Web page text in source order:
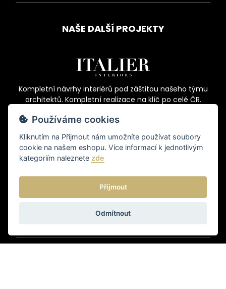
NAŠE DALŠÍ PROJEKTY
Kompletní návrhy interiérů pod záštitou našeho týmu
architektů. Kompletní realizace na klíč po celé ČR.
Vybavujeme a zajišťujeme komplexní
realizaci kancelářských a komerčních prostor na klíč.
Značka zaměřena na unikátní textilní produkty a
sedací poufy vlastní výroby. Současně však funguje i
jako šicí dílna pro individuální zakázky.
Používáme cookies
Kliknutím na Přijmout nám umožníte používat soubory
cookie na našem eshopu. Více informací k jednotlivým
kategoriím naleznete zde
Přijmout
Odmítnout